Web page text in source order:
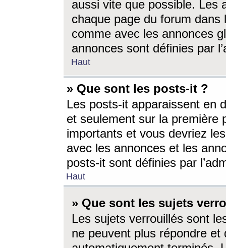
aussi vite que possible. Les
chaque page du forum dans
comme avec les annonces
annonces sont définies par
Haut
» Que sont les posts-it ?
Les posts-it apparaissent en
et seulement sur la première
importants et vous devriez
avec les annonces et les
posts-it sont définies par
Haut
» Que sont les sujets
Les sujets verrouillés sont
ne peuvent plus répondre